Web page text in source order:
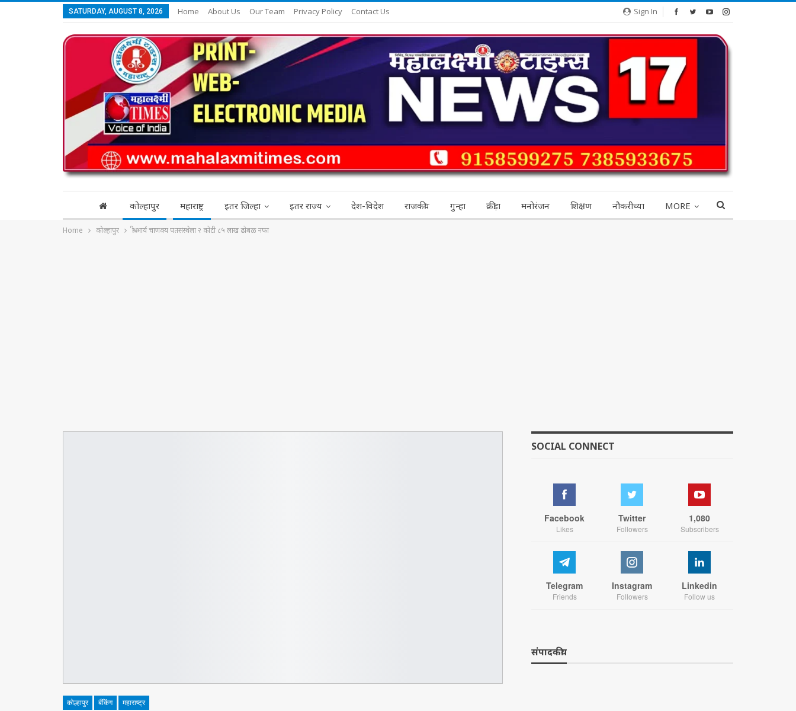
Sign In
SATURDAY, AUGUST 8, 2026 Home About Us Our Team Privacy Policy Contact Us
कोल्हापुर महाराष्ट्र इतर जिल्हा इतर राज्य देश-विदेश राजकीय गुन्हा क्रीड़ा मनोरंजन शिक्षण नौकरीच्या MORE
Home कोल्हापुर श्री आर्य चाणक्य पतसंस्थेला २ कोटी ८५ लाख ढोबळ नफा
कोल्हापुर बँकिंग महाराष्ट्र
SOCIAL CONNECT
Facebook
Likes
Twitter
Followers
1,080
Subscribers
Telegram
Friends
Instagram
Followers
Linkedin
Follow us
संपादकीय